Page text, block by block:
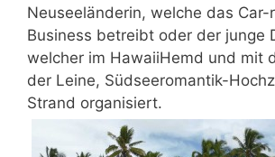
Neuseeländerin, welche das Car-
Business betreibt oder der junge
welcher im HawaiiHemd und mit
der Leine, Südseeromantik-
Strand organisiert.